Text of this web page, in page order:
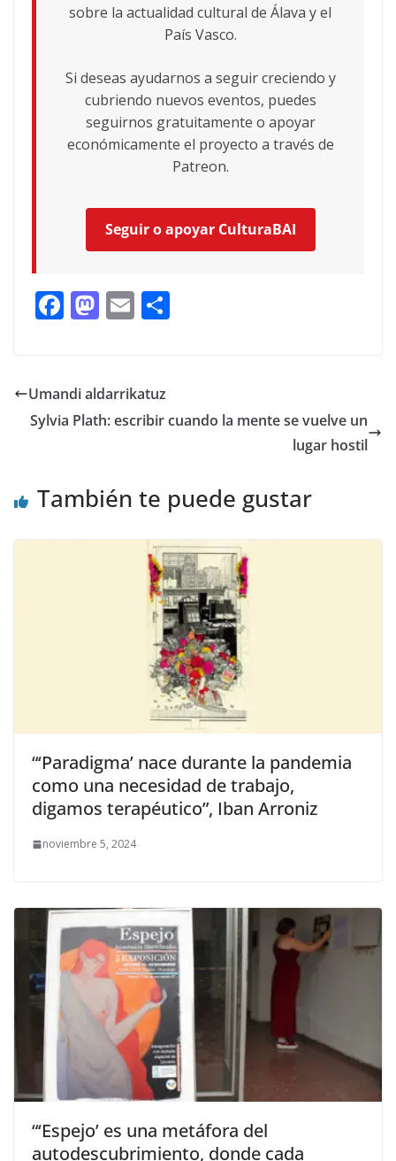
sobre la actualidad cultural de Álava y el
País Vasco.
Si deseas ayudarnos a seguir creciendo y
cubriendo nuevos eventos, puedes
seguirnos gratuitamente o apoyar
económicamente el proyecto a través de
Patreon.
Seguir o apoyar CulturaBAI
F
b
o
M
d
o
E
l
ar
Umandi aldarrikatuz
Sylvia Plath: escribir cuando la mente se vuelve un
lugar hostil
También te puede gustar
“‘Paradigma’ nace durante la pandemia
como una necesidad de trabajo,
digamos terapéutico”, Iban Arroniz
noviembre 5, 2024
“‘Espejo’ es una metáfora del
autodescubrimiento, donde cada